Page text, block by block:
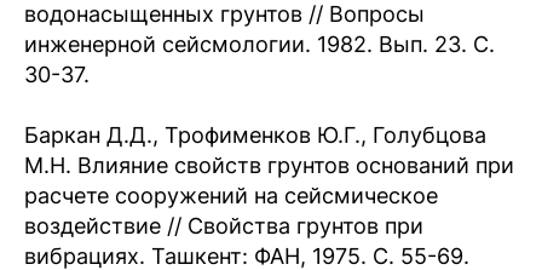
водонасыщенных грунтов // Вопросы
инженерной сейсмологии. 1982. Вып. 23. С.
30-37.
Баркан Д.Д., Трофименков Ю.Г., Голубцова
М.Н. Влияние свойств грунтов оснований при
расчете сооружений на сейсмическое
воздействие // Свойства грунтов при
вибрациях. Ташкент: ФАН, 1975. С. 55-69.